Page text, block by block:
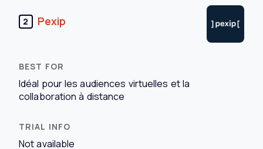
2 Pexip
Idéal pour les audiences virtuelles et la
collaboration à distance
Not available